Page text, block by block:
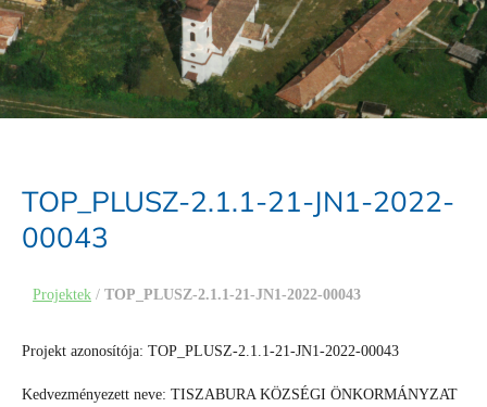
TOP_PLUSZ-2.1.1-21-JN1-2022-
00043
Projektek / TOP_PLUSZ-2.1.1-21-JN1-2022-00043
Projekt azonosítója: TOP_PLUSZ-2.1.1-21-JN1-2022-00043
Kedvezményezett neve: TISZABURA KÖZSÉGI ÖNKORMÁNYZAT